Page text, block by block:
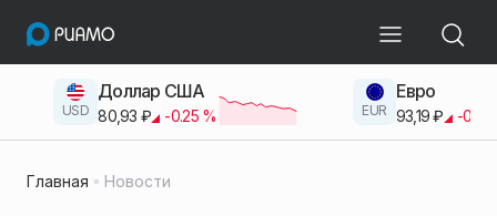
USD
Доллар США
80,93 ₽ -0.25% EUR
Евро
93,19 ₽ -0.42
Главная Новости